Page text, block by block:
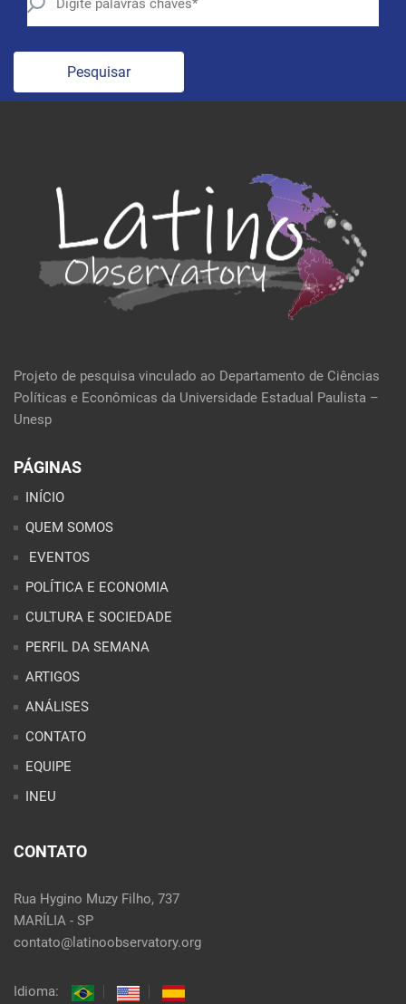
Pesquisar
Projeto de pesquisa vinculado ao Departamento de Ciências
Políticas e Econômicas da Universidade Estadual Paulista –
Unesp
PÁGINAS
INÍCIO
QUEM SOMOS
EVENTOS
POLÍTICA E ECONOMIA
CULTURA E SOCIEDADE
PERFIL DA SEMANA
ARTIGOS
ANÁLISES
CONTATO
EQUIPE
INEU
CONTATO
Rua Hygino Muzy Filho, 737
MARÍLIA - SP
contato@latinoobservatory.org
Idioma: